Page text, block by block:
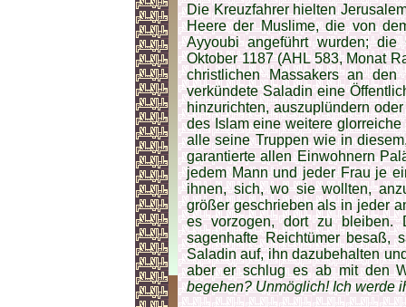
Die Kreuzfahrer hielten
Heere der Muslime, die von
Ayyoubi angeführt wurden;
Oktober 1187 (AHL 583, Monat
christlichen Massakers an den
verkündete Saladin eine
hinzurichten, auszuplündern
des Islam eine weitere
alle seine Truppen wie in
garantierte allen Einwohnern
jedem Mann und jeder Frau je
ihnen, sich, wo sie wollten,
größer geschrieben als in jeder
es vorzogen, dort zu bleiben.
sagenhafte Reichtümer besaß,
Saladin auf, ihn dazubehalten
aber er schlug es ab mit den
begehen? Unmöglich! Ich werde